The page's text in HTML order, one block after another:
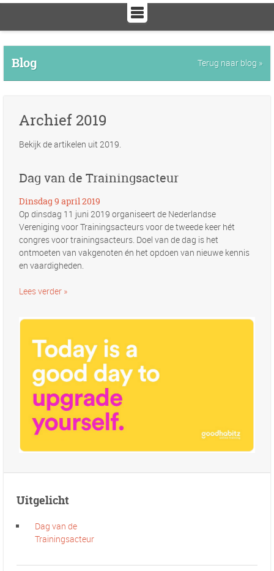
Blog Terug naar blog »
Archief 2019
Bekijk de artikelen uit 2019.
Dag van de Trainingsacteur
Dinsdag 9 april 2019
Op dinsdag 11 juni 2019 organiseert de Nederlandse
Vereniging voor Trainingsacteurs voor de tweede keer hét
congres voor trainingsacteurs. Doel van de dag is het
ontmoeten van vakgenoten én het opdoen van nieuwe kennis
en vaardigheden.
Lees verder »
Uitgelicht
Dag van de
Trainingsacteur